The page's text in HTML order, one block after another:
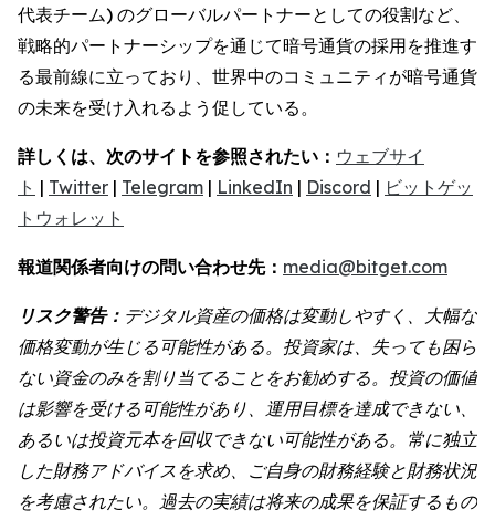
代表チーム) のグローバルパートナーとしての役割など、
戦略的パートナーシップを通じて暗号通貨の採用を推進す
る最前線に立っており、世界中のコミュニティが暗号通貨
の未来を受け入れるよう促している。
詳しくは、次のサイトを参照されたい： ウェブサイ
ト | Twitter | Telegram | LinkedIn | Discord | ビットゲッ
トウォレット
報道関係者向けの問い合わせ先： media@bitget.com
リスク警告： デジタル資産の価格は変動しやすく、大幅な
価格変動が生じる可能性がある。投資家は、失っても困ら
ない資金のみを割り当てることをお勧めする。投資の価値
は影響を受ける可能性があり、運用目標を達成できない、
あるいは投資元本を回収できない可能性がある。常に独立
した財務アドバイスを求め、ご自身の財務経験と財務状況
を考慮されたい。過去の実績は将来の成果を保証するもの